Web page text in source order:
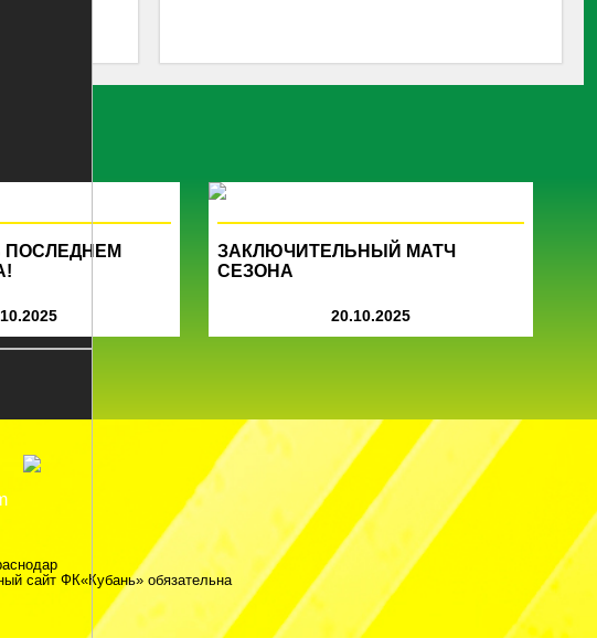
ПОСЛЕДНЕМ
ЗАКЛЮЧИТЕЛЬНЫЙ МАТЧ
СЕЗОНА
20.10.2025
сайт ФК«Кубань» обязательна